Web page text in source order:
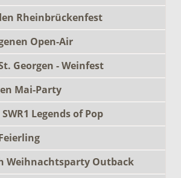
Rheinbrückenfest
Open-Air
Georgen - Weinfest
Mai-Party
Legends of Pop
Weihnachtsparty Outback